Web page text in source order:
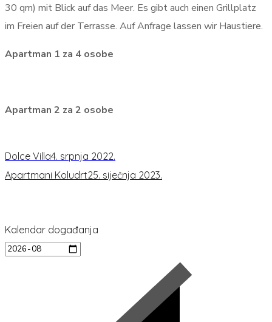
30 qm) mit Blick auf das Meer. Es gibt auch einen Grillplatz
im Freien auf der Terrasse. Auf Anfrage lassen wir Haustiere.
Apartman 1 za 4 osobe
Apartman 2 za 2 osobe
Dolce Villa4. srpnja 2022.
Apartmani Koludrt25. siječnja 2023.
Kalendar događanja